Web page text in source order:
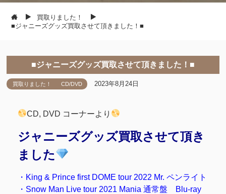
買取りました！
■ジャニーズグッズ買取させて頂きました！■
■ジャニーズグッズ買取させて頂きました！■
買取りました！ CD/DVD 2023年8月24日
CD, DVD コーナーより
ジャニーズグッズ買取させて頂き
ました
・King & Prince first DOME tour 2022 Mr. ペンライト
・Snow Man Live tour 2021 Mania 通常盤 Blu-ray